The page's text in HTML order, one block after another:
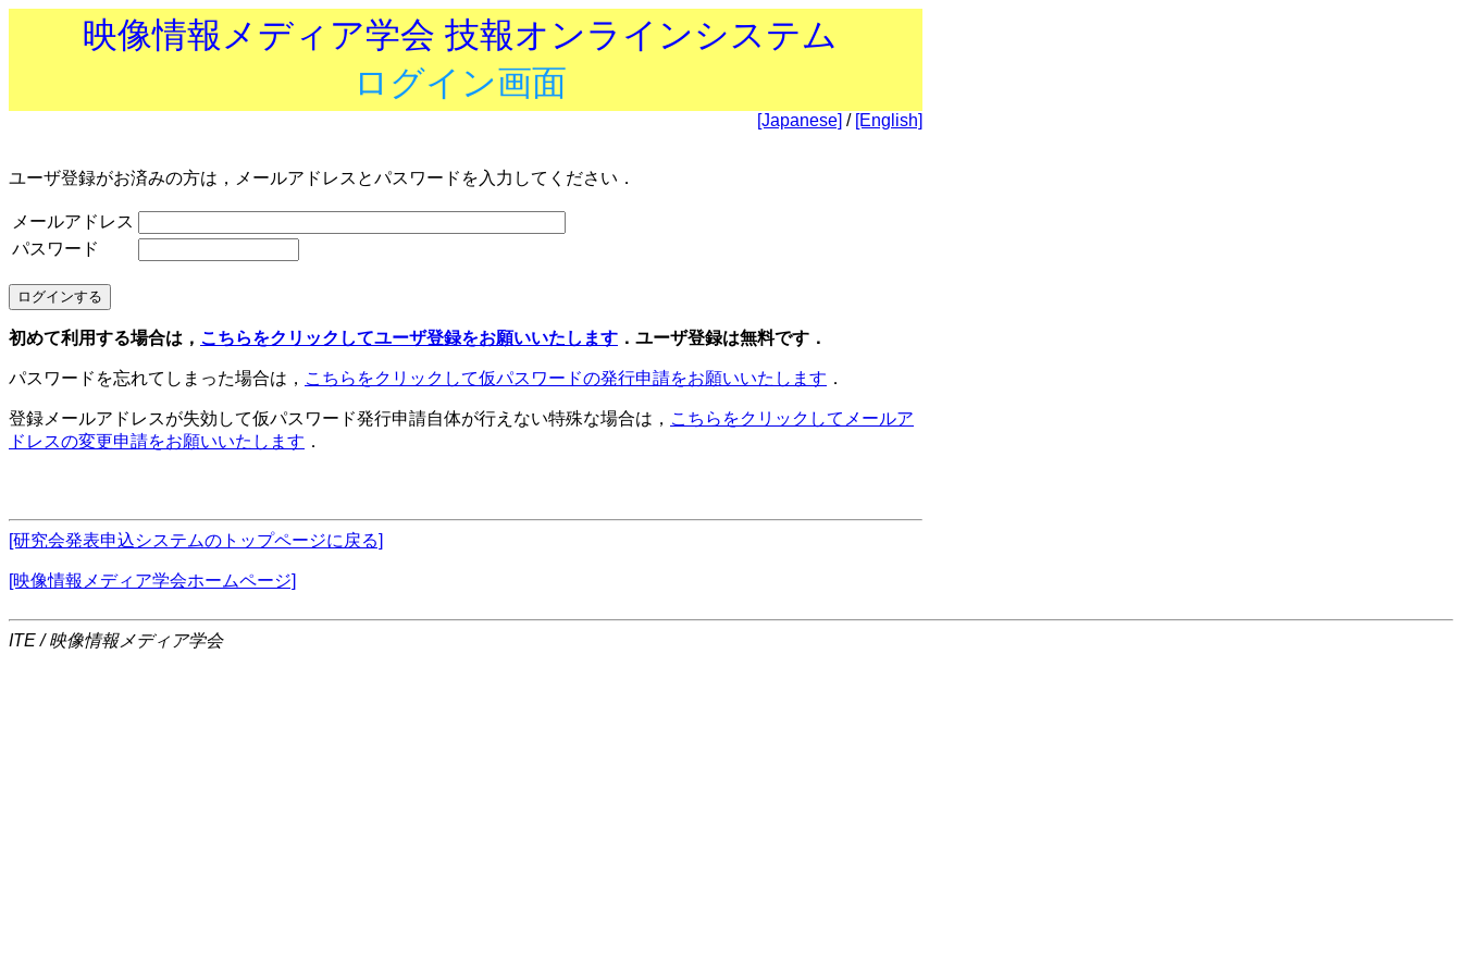
映像情報メディア学会 技報オンラインシステム
ログイン画面
[Japanese] / [English]
ユーザ登録がお済みの方は，メールアドレスとパスワードを入力してください．
メールアドレス
パスワード
初めて利用する場合は， こちらをクリックしてユーザ登録をお願いいたします ．ユーザ登録は無料です．
パスワードを忘れてしまった場合は， こちらをクリックして仮パスワードの発行申請をお願いいたします ．
登録メールアドレスが失効して仮パスワード発行申請自体が行えない特殊な場合は， こちらをクリックしてメールア
ドレスの変更申請をお願いいたします ．
[研究会発表申込システムのトップページに戻る]
[映像情報メディア学会ホームページ]
ITE / 映像情報メディア学会